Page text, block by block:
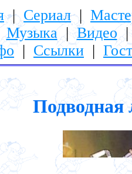
| Сериал|
Музыка|Видео
| Ссылки |
Подводная